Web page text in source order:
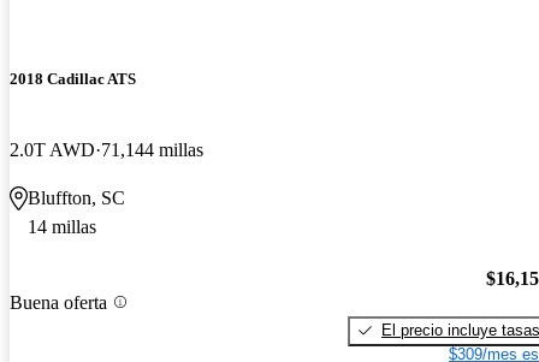
2018 Cadillac ATS
2.0T AWD 71,144 millas
Bluffton, SC
14 millas
Buena oferta
El precio incluye tasas
$309/mes